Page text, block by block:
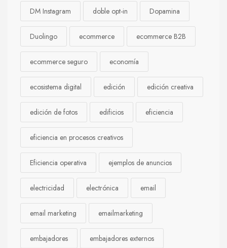
DM Instagram doble opt-in Dopamina
Duolingo ecommerce ecommerce B2B
ecommerce seguro economía
ecosistema digital edición edición creativa
edición de fotos edificios eficiencia
eficiencia en procesos creativos
Eficiencia operativa ejemplos de anuncios
electricidad electrónica email
email marketing emailmarketing
embajadores embajadores externos